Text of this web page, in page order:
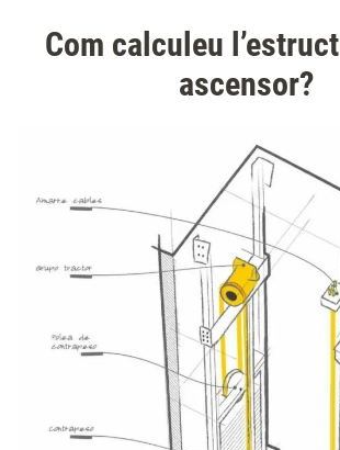
Com calculeu
ascensor?